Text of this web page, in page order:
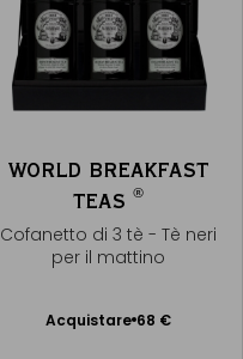
WORLD BREAKFAST
TEAS®
Cofanetto di 3 tè - Tè neri
per il mattino
Acquistare 68 €
Aggiungere